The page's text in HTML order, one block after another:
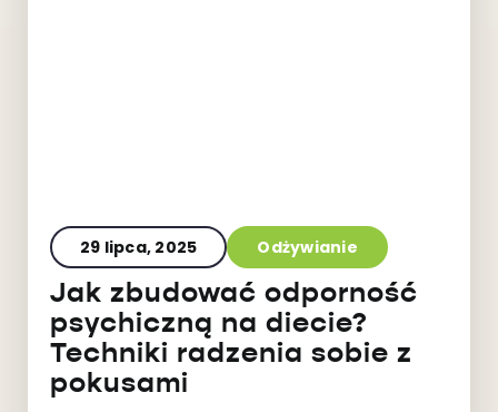
29 lipca, 2025 Odżywianie
Jak zbudować odporność
psychiczną na diecie?
Techniki radzenia sobie z
pokusami